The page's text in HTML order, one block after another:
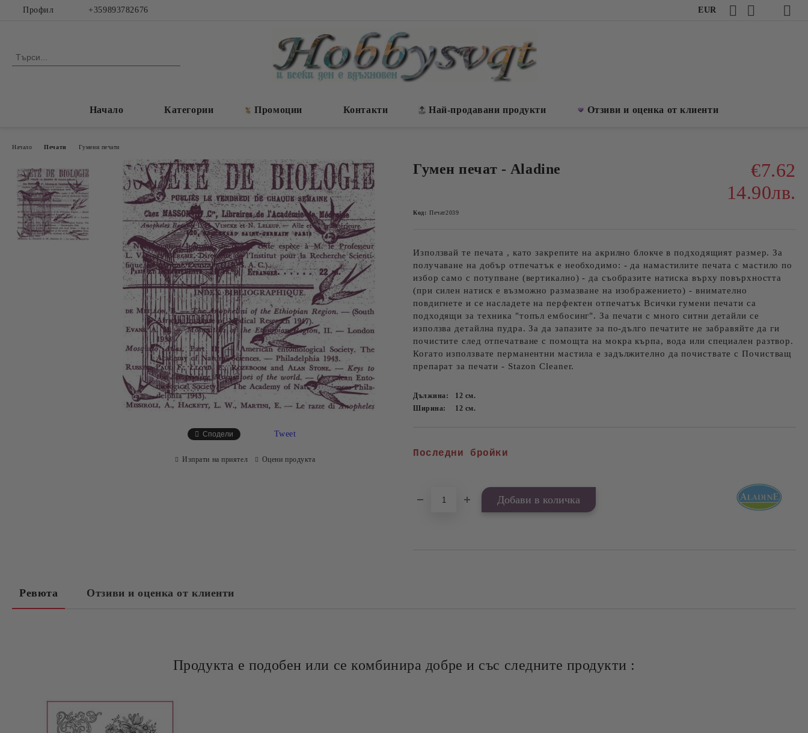
Профил +359893782676 EUR
Начало Категории Промоции Контакти Най-продавани продукти Отзиви и оценка от клиенти
Начало Печати Гумени печати
Гумен печат - Aladine
€7.62
14.90лв.
Код: Печат2039
Използвай те печата , като закрепите на акрилно блокче в подходящият размер. За
получаване на добър отпечатък е необходимо: - да намастилите печата с мастило по
избор само с потупване (вертикално) - да съобразите натиска върху повърхността
(при силен натиск е възможно размазване на изображението) - внимателно
повдигнете и се насладете на перфектен отпечатък Всички гумени печати са
подходящи за техника "топъл ембосинг". За печати с много ситни детайли се
използва детайлна пудра. За да запазите за по-дълго печатите не забравяйте да ги
почистите след отпечатване с помощта на мокра кърпа, вода или специален разтвор.
Когато използвате перманентни мастила е задължително да почиствате с Почистващ
препарат за печати - Stazon Cleaner.
Дължина: 12 см.
Ширина:
12 см.
Последни бройки
Сподели Tweet
Изпрати на приятел Оцени продукта
Ревюта Отзиви и оценка от клиенти
Продукта е подобен или се комбинира добре и със следните продукти :